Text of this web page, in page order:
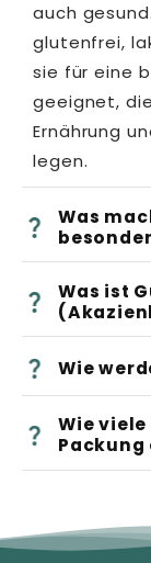
auch
glutenfrei,
sie für eine
geeignet,
Ernährung
legen.
Was
Was ist
Wie
Wie